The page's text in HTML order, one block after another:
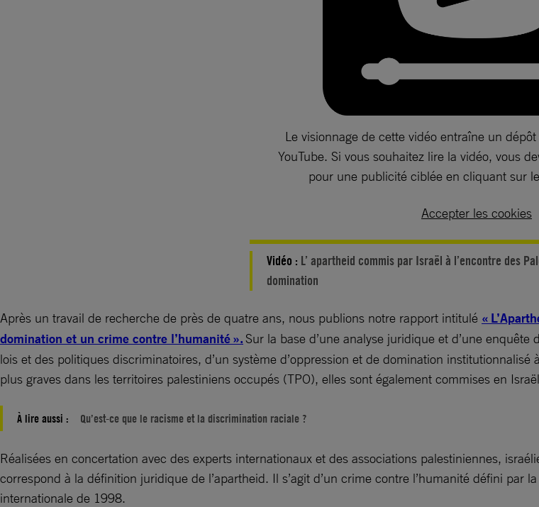
Le visionnage de cette vidéo entraîne un
YouTube. Si vous souhaitez lire la vidéo, vous
pour une publicité ciblée en cliquant sur
Accepter les cookies
Vidéo : L’ apartheid commis par Israël à l’encontre des
domination
Après un travail de recherche de près de quatre ans, nous publions notre rapport intitulé «
domination et un crime contre l’humanité ».Sur la base d’une analyse juridique et d’une
lois et des politiques discriminatoires, d’un système d’oppression et de domination
plus graves dans les territoires palestiniens occupés (TPO), elles sont également commises en
À lire aussi : Qu’est-ce que le racisme et la discrimination raciale ?
Réalisées en concertation avec des experts internationaux et des associations palestiniennes,
correspond à la définition juridique de l’apartheid. Il s’agit d’un crime contre l’humanité défini par
internationale de 1998.